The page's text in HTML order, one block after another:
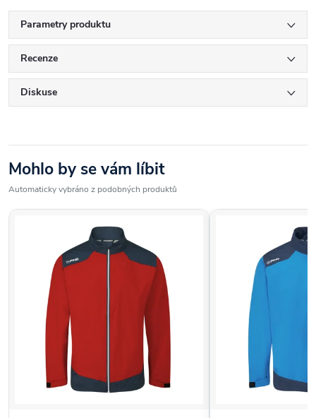
Parametry produktu
Recenze
Diskuse
Mohlo by se vám líbit
Automaticky vybráno z podobných produktů